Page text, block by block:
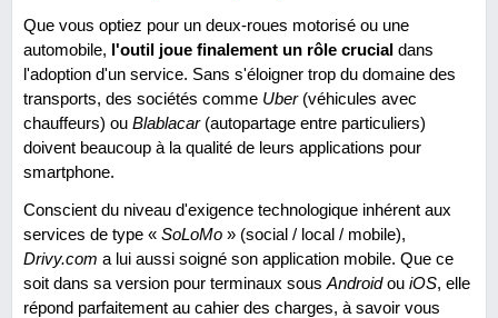
Que vous optiez pour un deux-roues motorisé ou une
automobile, l'outil joue finalement un rôle crucial dans
l'adoption d'un service. Sans s'éloigner trop du domaine des
transports, des sociétés comme Uber(véhicules avec
chauffeurs) ou Blablacar(autopartage entre particuliers)
doivent beaucoup à la qualité de leurs applications pour
smartphone.
Conscient du niveau d'exigence technologique inhérent aux
services de type « SoLoMo » (social / local / mobile),
Drivy.com a lui aussi soigné son application mobile. Que ce
soit dans sa version pour terminaux sous Androidou iOS, elle
répond parfaitement au cahier des charges, à savoir vous